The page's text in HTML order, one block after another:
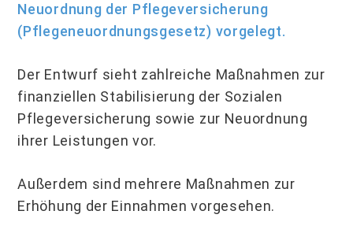
Neuordnung der Pflegeversicherung
(Pflegeneuordnungsgesetz) vorgelegt.
Der Entwurf sieht zahlreiche Maßnahmen zur
finanziellen Stabilisierung der Sozialen
Pflegeversicherung sowie zur Neuordnung
ihrer Leistungen vor.
Außerdem sind mehrere Maßnahmen zur
Erhöhung der Einnahmen vorgesehen.